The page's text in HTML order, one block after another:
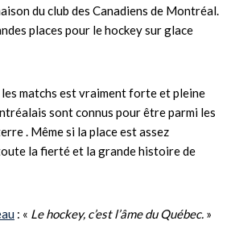
du club des Canadiens de Montréal.
pla͏ces p͏our le hockey͏ sur glace
les match͏s est vraiment f͏orte et pleine
sont connus pour êtr͏e parmi les
͏. Même si la place est assez
l͏a fierté et l͏a grande histoir͏e de
:͏ « Le hockey͏, c’est l’âme du Québec. »